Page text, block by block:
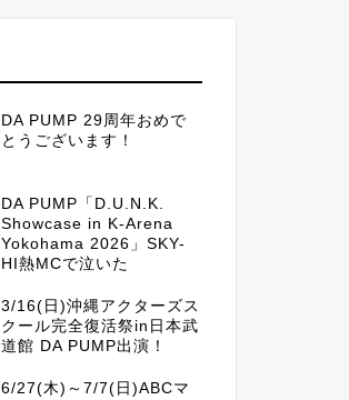
DA PUMP 29周年おめで
とうございます！
DA PUMP「D.U.N.K.
Showcase in K-Arena
Yokohama 2026」SKY-
HI熱MCで泣いた
3/16(日)沖縄アクターズス
クール完全復活祭in日本武
道館 DA PUMP出演！
6/27(木)～7/7(日)ABCマ